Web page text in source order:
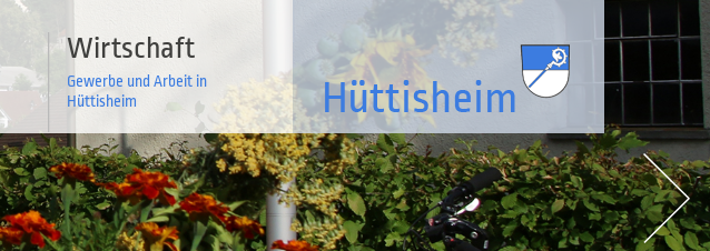
Wirtschaft
Gewerbe und Arbeit in
Hüttisheim